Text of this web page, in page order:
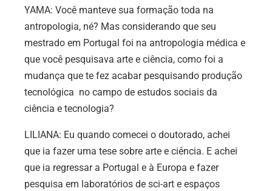
YAMA: Você manteve sua formação toda na
antropologia, né? Mas considerando que seu
mestrado em Portugal foi na antropologia médica e
que você pesquisava arte e ciência, como foi a
mudança que te fez acabar pesquisando produção
tecnológica no campo de estudos sociais da
ciência e tecnologia?
LILIANA: Eu quando comecei o doutorado, achei
que ia fazer uma tese sobre arte e ciência. E achei
que ia regressar a Portugal e à Europa e fazer
pesquisa em laboratórios de sci-art e espaços